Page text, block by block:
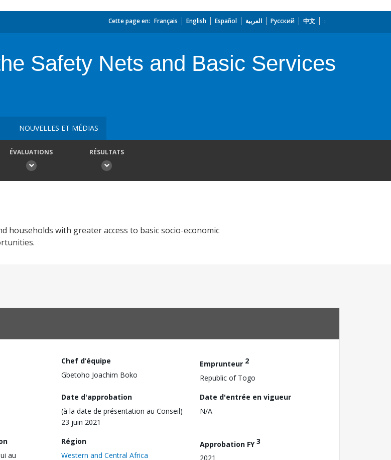
Cette page en: Français English Español العربية Русский 中文
Safety Nets and Basic Services
NOUVELLES ET MÉDIAS
ÉVALUATIONS RÉSULTATS
with greater access to basic socio-economic
Chef d’équipe
Gbetoho Joachim Boko
Emprunteur 2
Republic of Togo
Date d'approbation
(à la date de présentation au Conseil)
23 juin 2021
Date d'entrée en vigueur
N/A
au
Région
Western and Central Africa
Approbation FY3
2021